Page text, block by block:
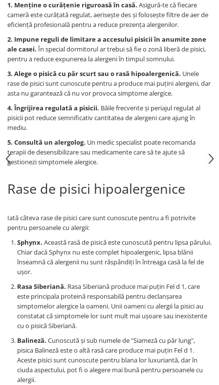
1. Menține o curățenie riguroasă în casă. Asigură-te că fiecare
cameră este curățată regulat, aerisește des și folosește filtre de aer de
eficiență profesională pentru a reduce prezența alergenilor.
2. Impune reguli de limitare a accesului pisicii în anumite zone
ale casei. În special dormitorul ar trebui să fie o zonă liberă de pisici,
pentru a reduce expunerea la alergeni în timpul somnului.
3. Alege o pisică cu păr scurt sau o rasă hipoalergenică. Unele
rase de pisici sunt cunoscute pentru a produce mai puțini alergeni, dar
asta nu garantează că nu vor provoca simptome alergice.
4. Îngrijirea regulată a pisicii. Băile frecvente și periajul regulat al
pisicii pot reduce semnificativ cantitatea de alergeni care ajung în
mediu.
5. Consultă un alergolog. Un medic specialist poate recomanda
terapii de desensibilizare sau medicamente care să te ajute să
gestionezi simptomele alergice.
Rase de pisici hipoalergenice
Iată câteva rase de pisici care sunt cunoscute pentru a fi potrivite
pentru persoanele cu alergii:
Sphynx. Această rasă de pisică este cunoscută pentru lipsa părului.
Chiar dacă Sphynx nu este complet hipoalergenic, lipsa blănii
înseamnă că alergenii nu sunt răspândiți în întreaga casă la fel de
ușor.
Rasa Siberiană. Rasa Siberiană produce mai puțin Fel d 1, care
este principala proteină responsabilă pentru declanșarea
simptomelor alergice la oameni. Unii oameni cu alergii la pisici au
constatat că simptomele lor sunt mult mai ușoare sau inexistente
cu o pisică Siberiană.
Balineză. Cunoscută și sub numele de "Siameză cu păr lung",
pisica Balineză este o altă rasă care produce mai puțin Fel d 1.
Aceste pisici sunt cunoscute pentru blana lor luxuriantă, dar în
ciuda aspectului, pot fi o alegere mai bună pentru persoanele cu
alergii.